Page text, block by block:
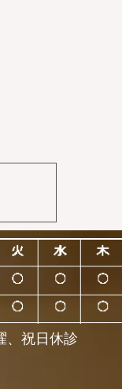
、祝日休診